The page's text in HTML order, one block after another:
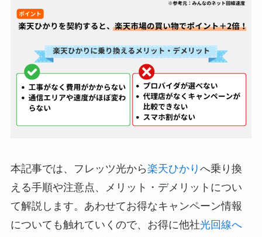
本記事では、フレッツ光から楽天ひかり へ乗り換
える手順や注意点、メリット・デメリットについ
て解説します。あわせてお得なキャンペーン情報
についても触れていくので、お得に他社光回線へ